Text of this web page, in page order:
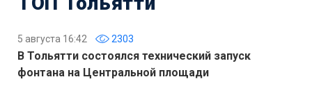
5 августа 16:42 2303
В Тольятти состоялся технический запуск
фонтана на Центральной площади